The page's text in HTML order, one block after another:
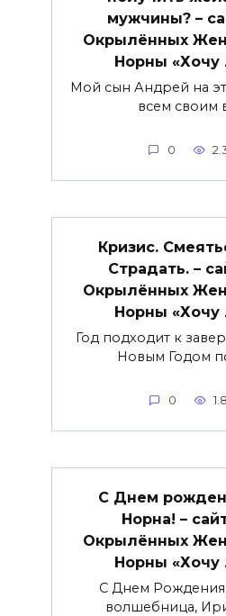
мужчины? –
Окрылённых
Норны «Хочу
Мой сын Андрей на
всем своим
0
Кризис.
Страдать. –
Окрылённых
Норны «Хочу
Год подходит к
Новым Годом
0
С Днем
Норна! –
Окрылённых
Норны «Хочу
С Днем
волшебница,